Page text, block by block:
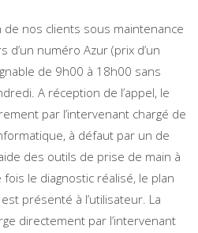
nos clients sous maintenance
numéro Azur (prix d’un
de 9h00 à 18h00 sans
A réception de l’appel, le
par l’intervenant chargé de
à défaut par un de
des outils de prise de main à
le diagnostic réalisé, le plan
présenté à l’utilisateur. La
directement par l’intervenant